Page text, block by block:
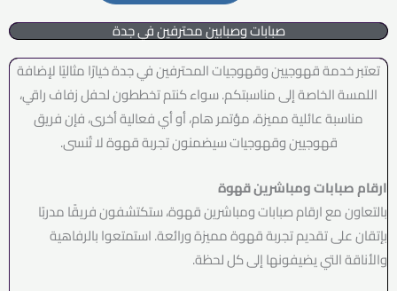
صبابات وصبابين محترفين في جدة
تعتبر خدمة قهوجيين وقهوجيات المحترفين في جدة خيارًا مثاليًا لإضافة
اللمسة الخاصة إلى مناسبتكم. سواء كنتم تخططون لحفل زفاف راقي،
مناسبة عائلية مميزة، مؤتمر هام، أو أي فعالية أخرى، فإن فريق
قهوجيين وقهوجيات سيضمنون تجربة قهوة لا تُنسى.
ارقام صبابات ومباشرين قهوة
بالتعاون مع ارقام صبابات ومباشرين قهوة، ستكتشفون فريقًا مدربًا
بإتقان على تقديم تجربة قهوة مميزة ورائعة. استمتعوا بالرفاهية
والأناقة التي يضيفونها إلى كل لحظة.